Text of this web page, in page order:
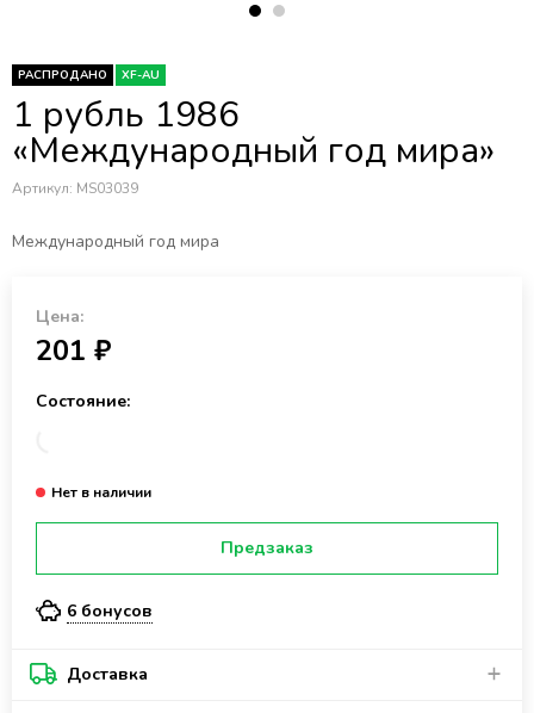
РАСПРОДАНО XF-AU
1 рубль 1986
«Международный год мира»
Артикул: MS03039
Международный год мира
Цена:
201 ₽
Состояние:
Предзаказ
6 бонусов
Доставка